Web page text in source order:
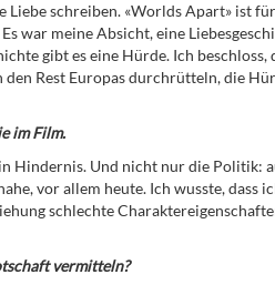
schreiben. «Worlds Apart» ist
war meine Absicht, eine
gibt es eine Hürde. Ich
Rest Europas durchrütteln, die
im Film.
Hindernis. Und nicht nur die Politik:
vor allem heute. Ich wusste, dass
schlechte
vermitteln?